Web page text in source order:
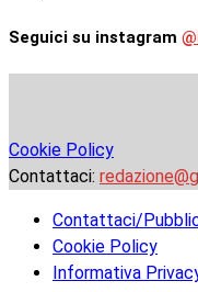
Seguici su instagram
Cookie Policy
Contattaci:
Contattaci/
Cookie Policy
Informativa